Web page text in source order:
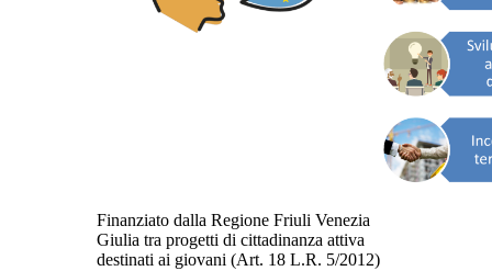
Finanziato dalla Regione Friuli Venezia
Giulia tra progetti di cittadinanza attiva
destinati ai giovani (Art. 18 L.R. 5/2012)